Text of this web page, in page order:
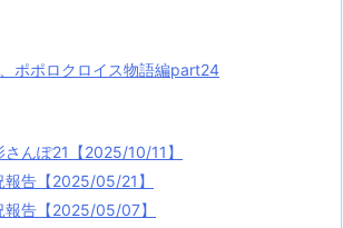
ポポロクロイス物語編part24
さんぽ21【2025/10/11】
報告【2025/05/21】
報告【2025/05/07】